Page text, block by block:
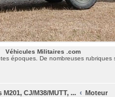
Véhicules Militaires .com
époques. De nombreuses
CJ/M38/MUTT, ... Moteur